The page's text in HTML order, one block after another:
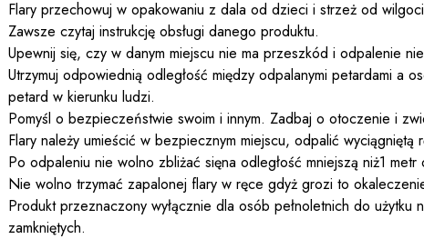
Flary przechowuj w opakowaniu z dala od dzieci i strzeż od
Zawsze czytaj instrukcję obsługi danego produktu.
Upewnij się, czy w danym miejscu nie ma przeszkód i odpalenie
Utrzymuj odpowiednią odległość między odpalanymi petardami a
petard w kierunku ludzi.
Pomyśl o bezpieczeństwie swoim i innym. Zadbaj o otoczenie i
Flary należy umieścić w bezpiecznym miejscu, odpalić wyciągniętą
Po odpaleniu nie wolno zbliżać sięna odległość mniejszą niż1
Nie wolno trzymać zapalonej flary w ręce gdyż grozi to
Produkt przeznaczony wyłącznie dla osób pełnoletnich do
zamkniętych.